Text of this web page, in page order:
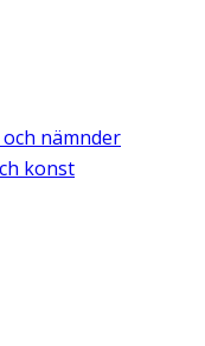
nämnder
konst